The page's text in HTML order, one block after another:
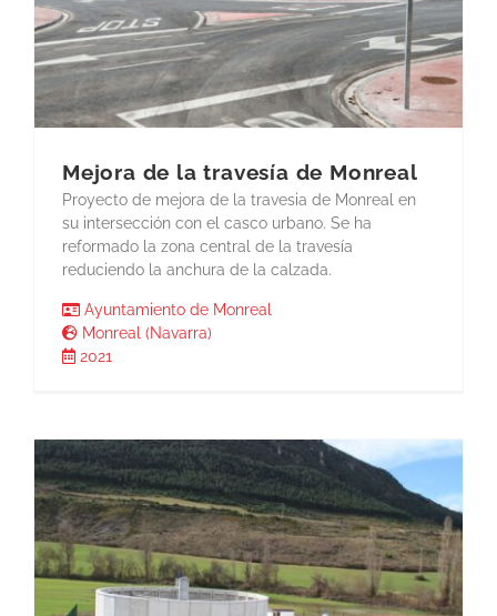
Mejora de la travesía de Monreal
Proyecto de mejora de la travesia de Monreal en
su intersección con el casco urbano. Se ha
reformado la zona central de la travesía
reduciendo la anchura de la calzada.
Ayuntamiento de Monreal
Monreal (Navarra)
2021